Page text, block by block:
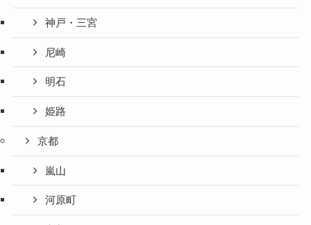
神戸・三宮
尼崎
明石
姫路
京都
嵐山
河原町